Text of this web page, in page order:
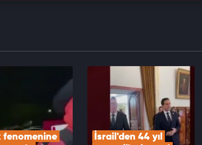
Orta Doğu hamlelerine yakın
fenomenine
İsrail'den 44 yıl